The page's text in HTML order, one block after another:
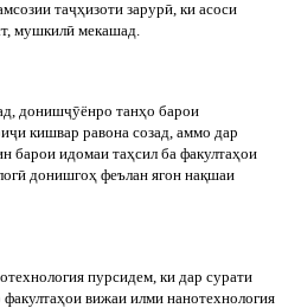
таҷҳизоти зарурӣ , ки асоси
мушкилӣ мекашад.
донишҷӯёнро танҳо барои
ҷи кишвар равона созад, аммо дар
барои идомаи таҳсил ба факултаҳои
ӣ донишгоҳ феълан ягон нақшаи
пурсидем, ки дар сурати
вижаи илми нанотехнология